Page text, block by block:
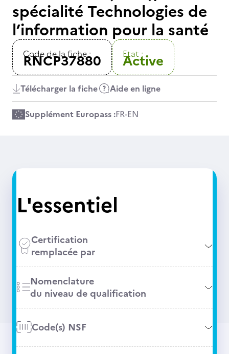
spécialité Technologies de
l’information pour la santé
Code de la fiche :
RNCP37880 Etat :
Active
Télécharger la fiche Aide en ligne
Supplément Europass :FR-EN
L'essentiel
Certification
remplacée par
Nomenclature
du niveau de qualification
Code(s) NSF